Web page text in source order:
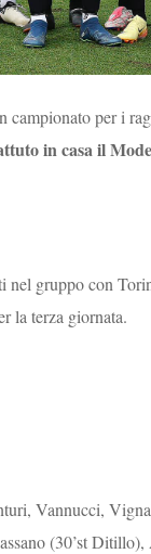
campionato per i
in casa il
nel gruppo con
la terza giornata.
Vannucci,
(30’st Ditillo),